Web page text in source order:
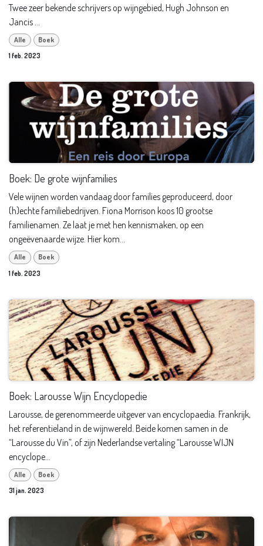
Twee zeer bekende schrijvers op wijngebied, Hugh Johnson en
Jancis ...
Alle
Boek
1 feb. 2023
Boek: De grote wijnfamilies
Vele wijnen worden vandaag door families geproduceerd, door
(h)echte familiebedrijven. Fiona Morrison koos 10 grootse
familienamen. Ze laat je met hen kennismaken, op een
ongeëvenaarde wijze. Hier kom...
Alle
Boek
1 feb. 2023
Boek: Larousse Wijn Encyclopedie
Larousse, de gerenommeerde uitgever van encyclopaedia. Frankrijk,
het referentieland in de wijnwereld. Beide komen samen in de
“Larousse du Vin”, of zijn Nederlandse vertaling “Larousse WIJN
encyclope...
Alle
Boek
31 jan. 2023